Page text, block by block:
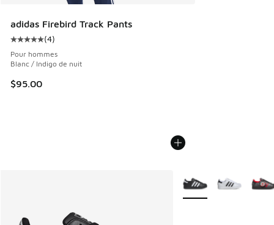
adidas Firebird Track Pants
Cote moyenne du client - [5 sur 5 étoiles], 4 commentaires
(4)
Pour hommes
Blanc / Indigo de nuit
$95.00
Plus de couleurs